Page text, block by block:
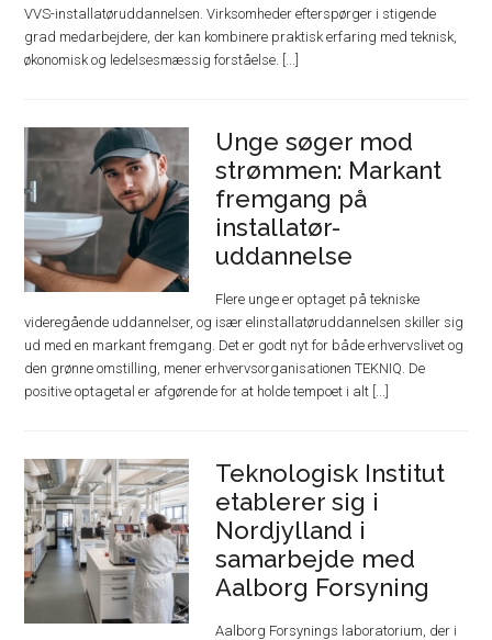
VVS-installatøruddannelsen. Virksomheder efterspørger i stigende
grad medarbejdere, der kan kombinere praktisk erfaring med teknisk,
økonomisk og ledelsesmæssig forståelse. [...]
Unge søger mod
strømmen: Markant
fremgang på
installatør-
uddannelse
Flere unge er optaget på tekniske
videregående uddannelser, og især elinstallatøruddannelsen skiller sig
ud med en markant fremgang. Det er godt nyt for både erhvervslivet og
den grønne omstilling, mener erhvervsorganisationen TEKNIQ. De
positive optagetal er afgørende for at holde tempoet i alt [...]
Teknologisk Institut
etablerer sig i
Nordjylland i
samarbejde med
Aalborg Forsyning
Aalborg Forsynings laboratorium, der i